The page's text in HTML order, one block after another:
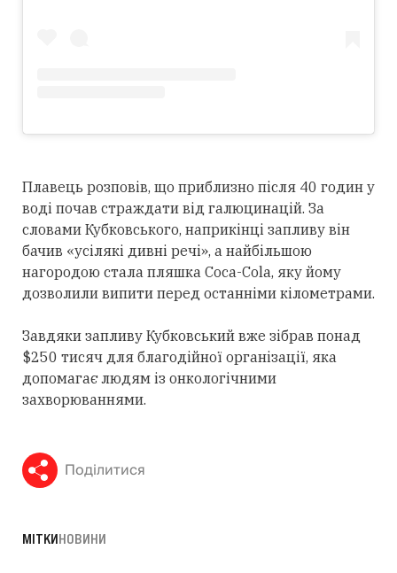
Плавець розповів, що приблизно після 40 годин у
воді почав страждати від галюцинацій. За
словами Кубковського, наприкінці запливу він
бачив «усілякі дивні речі», а найбільшою
нагородою стала пляшка Coca-Cola, яку йому
дозволили випити перед останніми кілометрами.
Завдяки запливу Кубковський вже зібрав понад
$250 тисяч для благодійної організації, яка
допомагає людям із онкологічними
захворюваннями.
Поділитися
МІТКИНОВИНИ